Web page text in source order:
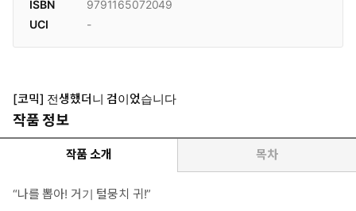
ISBN
9791165072049
UCI
-
[코믹] 전생했더니 검이었습니다
작품 정보
작품 소개 목차
“나를 뽑아! 거기 털뭉치 귀!”